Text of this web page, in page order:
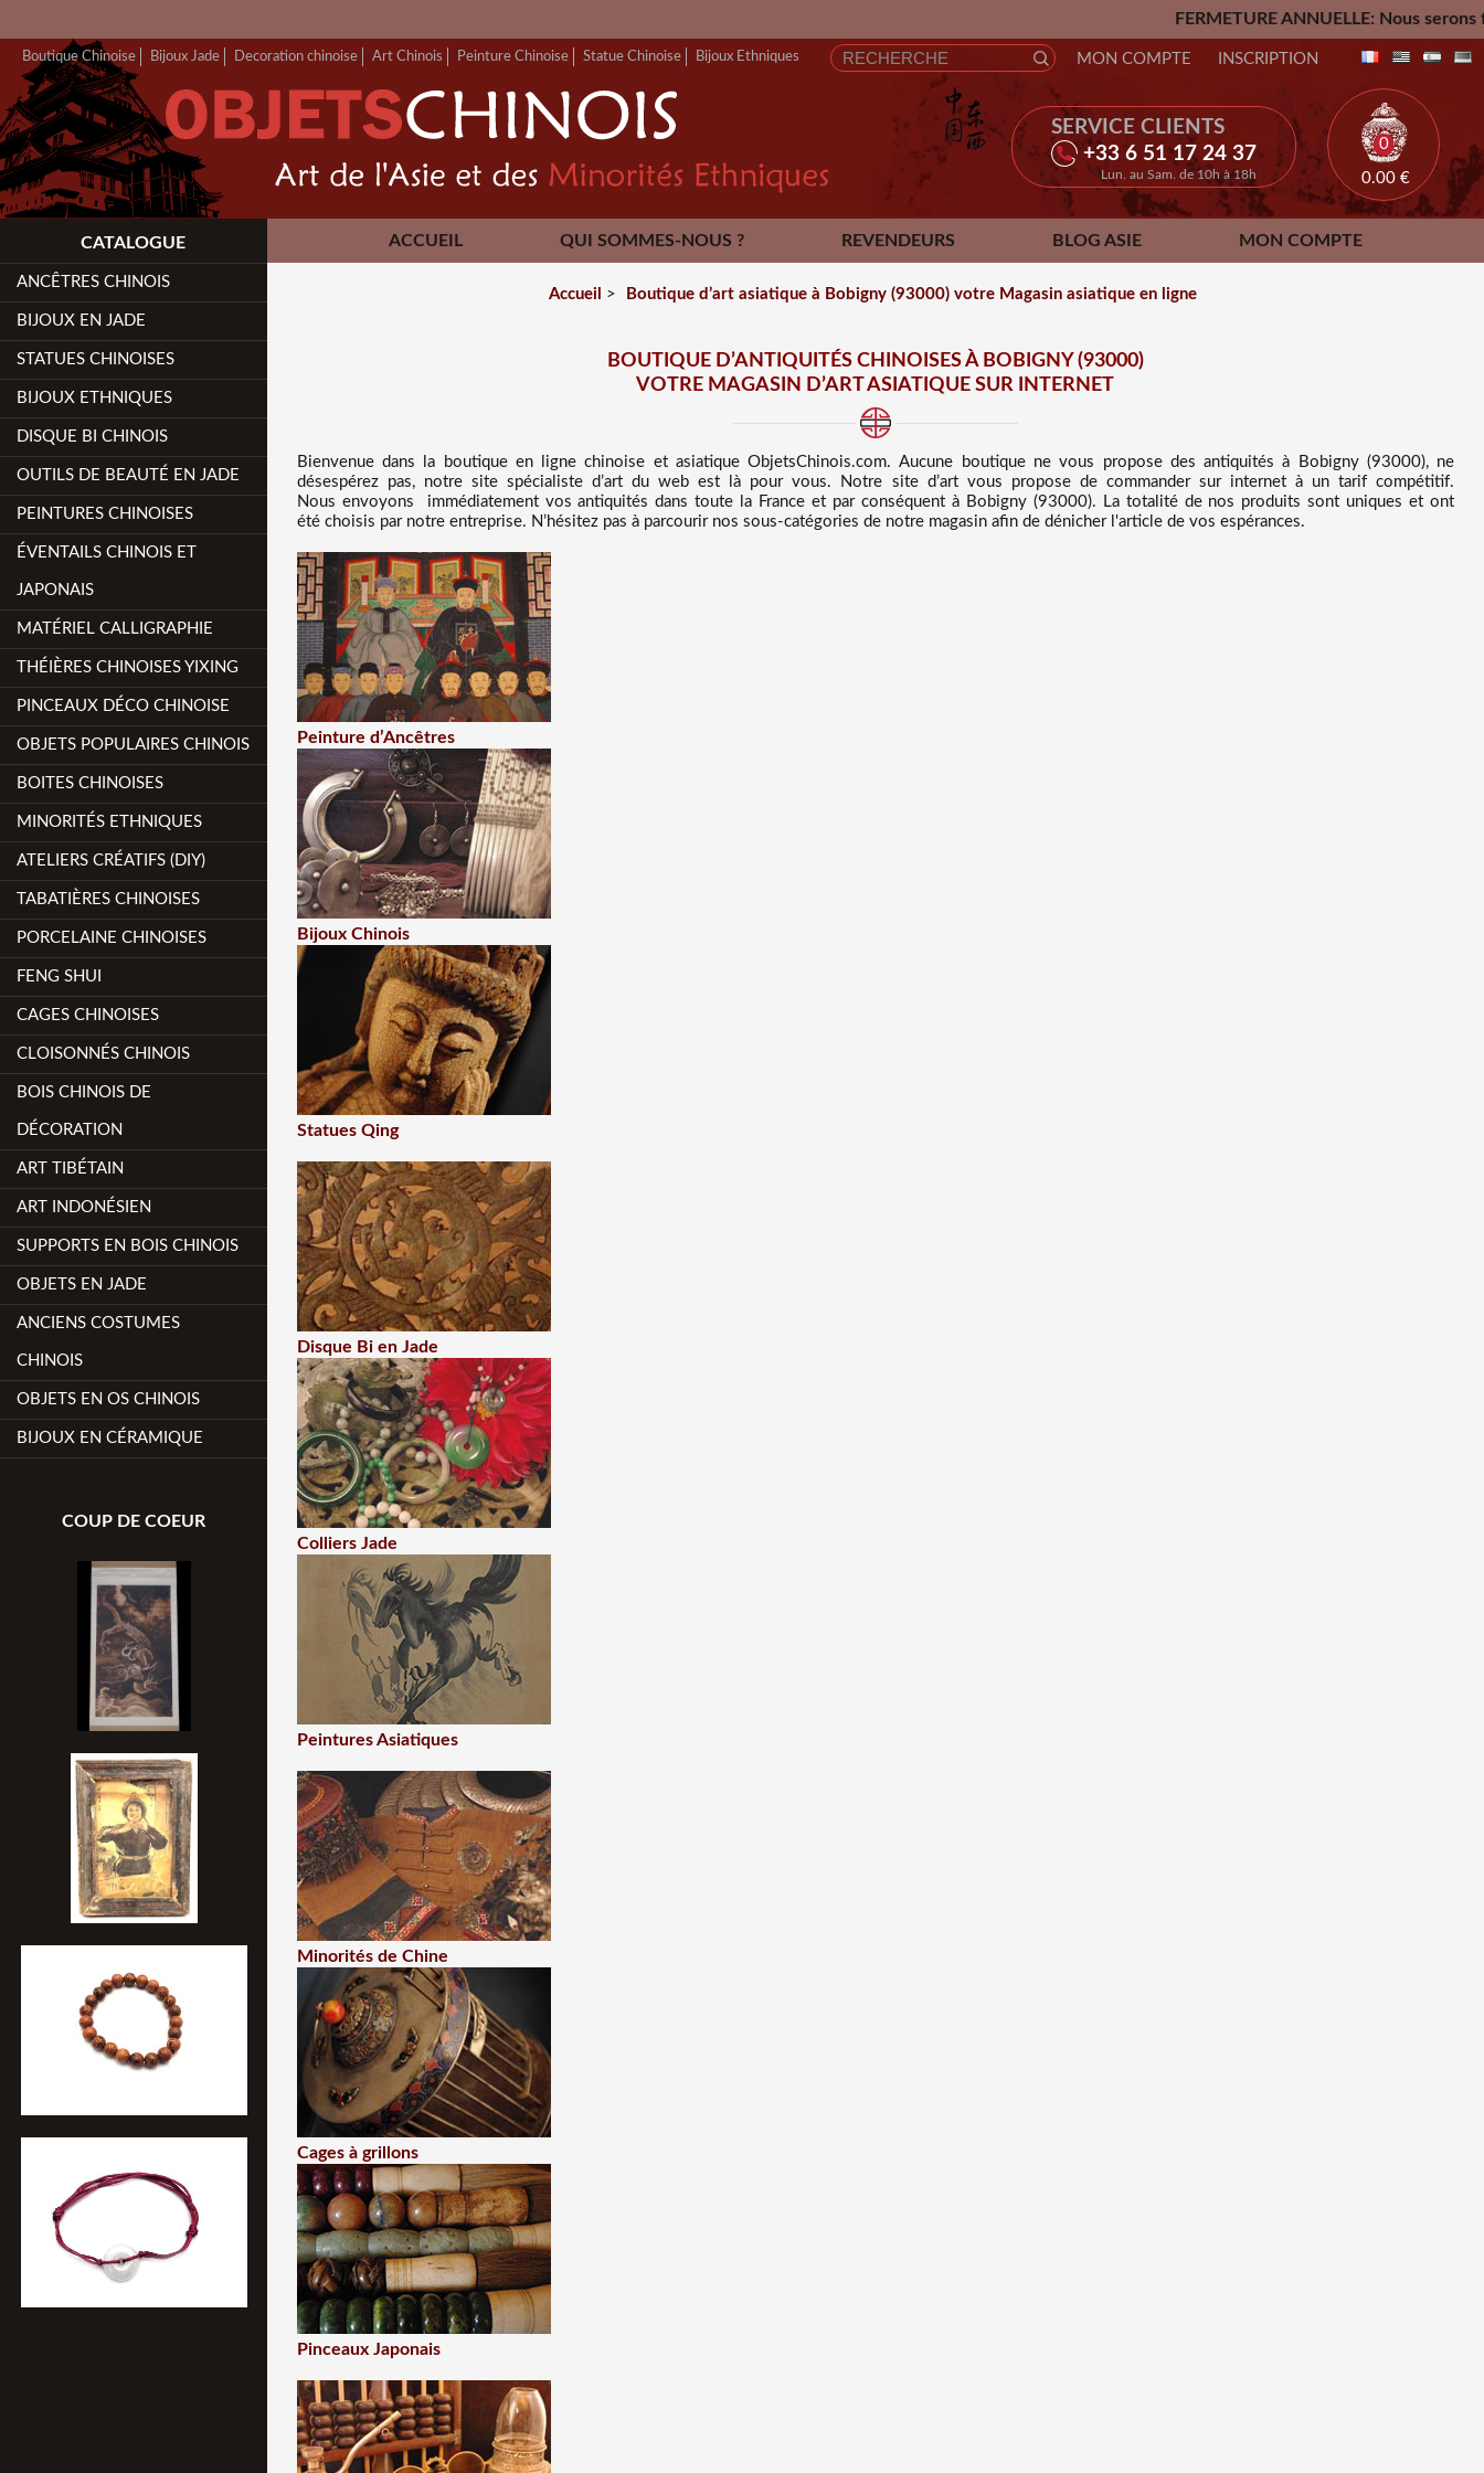
FERMETURE ANNUELLE: Nous serons fermés du
Boutique Chinoise Bijoux Jade Decoration chinoise Art Chinois Peinture Chinoise Statue Chinoise Bijoux Ethniques
SERVICE CLIENTS
+33 6 51 17 24 37
Lun. au Sam. de 10h à 18h
MON COMPTE INSCRIPTION
0
0.00 €
ACCUEIL QUI SOMMES-NOUS ? REVENDEURS BLOG ASIE MON COMPTE
CONTACT
CATALOGUE
ANCÊTRES CHINOIS
BIJOUX EN JADE
STATUES CHINOISES
BIJOUX ETHNIQUES
DISQUE BI CHINOIS
OUTILS DE BEAUTÉ EN JADE
PEINTURES CHINOISES
ÉVENTAILS CHINOIS ET
JAPONAIS
MATÉRIEL CALLIGRAPHIE
THÉIÈRES CHINOISES YIXING
PINCEAUX DÉCO CHINOISE
OBJETS POPULAIRES CHINOIS
BOITES CHINOISES
MINORITÉS ETHNIQUES
ATELIERS CRÉATIFS (DIY)
TABATIÈRES CHINOISES
PORCELAINE CHINOISES
FENG SHUI
CAGES CHINOISES
CLOISONNÉS CHINOIS
BOIS CHINOIS DE
DÉCORATION
ART TIBÉTAIN
ART INDONÉSIEN
SUPPORTS EN BOIS CHINOIS
OBJETS EN JADE
ANCIENS COSTUMES
CHINOIS
OBJETS EN OS CHINOIS
BIJOUX EN CÉRAMIQUE
COUP DE COEUR
Accueil > Boutique d’art asiatique à Bobigny (93000) votre Magasin asiatique en ligne
BOUTIQUE D’ANTIQUITÉS CHINOISES À BOBIGNY (93000)
VOTRE MAGASIN D’ART ASIATIQUE SUR INTERNET
Bienvenue dans la boutique en ligne chinoise et asiatiqueObjetsChinois.com. Aucune boutique ne vous propose desantiquités à Bobigny (93000), ne
désespérez pas, notre site spécialiste d’art du web est là pour vous. Notre site d’art vous propose de commander sur internet à un tarif compétitif.
Nous envoyons immédiatement vos antiquités dans toute la France et par conséquent à Bobigny (93000). La totalité de nos produits sont uniques et ont
été choisis par notre entreprise. N’hésitez pas à parcourir nos sous-catégories de notre magasin afin de dénicher l'article de vos espérances.
Peinture d’Ancêtres
Bijoux Chinois
Statues Qing
Disque Bi en Jade
Colliers Jade
Peintures Asiatiques
Minorités de Chine
Cages à grillons
Pinceaux Japonais